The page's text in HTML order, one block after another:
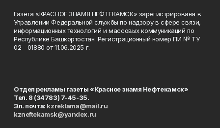
Газета «КРАСНОЕ ЗНАМЯ НЕФТЕКАМСК» зарегистрирована в
Управлении Федеральной службы по надзору в сфере связи,
информационных технологий и массовых коммуникаций по
Республике Башкортостан. Регистрационный номер ПИ № ТУ
02 - 01880 от 11.06.2025 г.
Отдел рекламы газеты «Красное знамя Нефтекамск»
Тел. 8 (34783) 7-45-35.
Эл. почта: kzreklama@mail.ru
kzneftekamsk@yandex.ru